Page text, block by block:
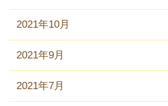
2021年10月
2021年9月
2021年7月